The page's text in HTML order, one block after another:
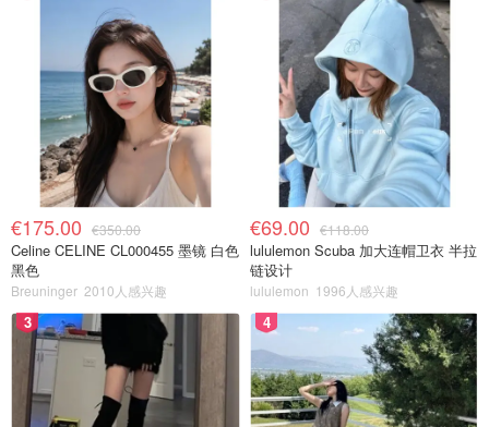
€175.00 €350.00
Celine CELINE CL000455 墨镜 白色
黑色
Breuninger 2010人感兴趣
€69.00 €118.00
lululemon Scuba 加大连帽卫衣 半拉
链设计
lululemon 1996人感兴趣
3 4